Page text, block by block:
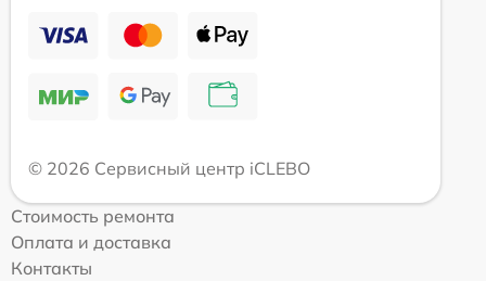
© 2026 Сервисный центр iCLEBO
Стоимость ремонта
Оплата и доставка
Контакты